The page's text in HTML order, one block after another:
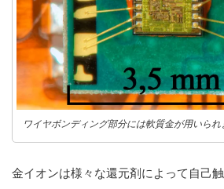
ワイヤボンディング部分には軟質金が用いられ
金イオンは様々な還元剤によって自己